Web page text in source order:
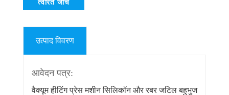
त्वरित जांच
उत्पाद विवरण
आवेदन पत्र:
वैक्यूम हीटिंग प्रेस मशीन सिलिकॉन और रबर जटिल बहुभुज